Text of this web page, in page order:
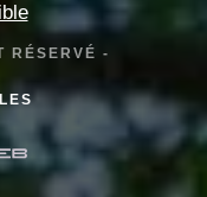
RÉSERVÉ -